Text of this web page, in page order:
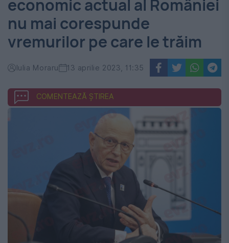
Evenimentul
Zilei
economic actual al României
nu mai corespunde
vremurilor pe care le trăim
Iulia Moraru 13 aprilie 2023, 11:35
COMENTEAZĂ ȘTIREA